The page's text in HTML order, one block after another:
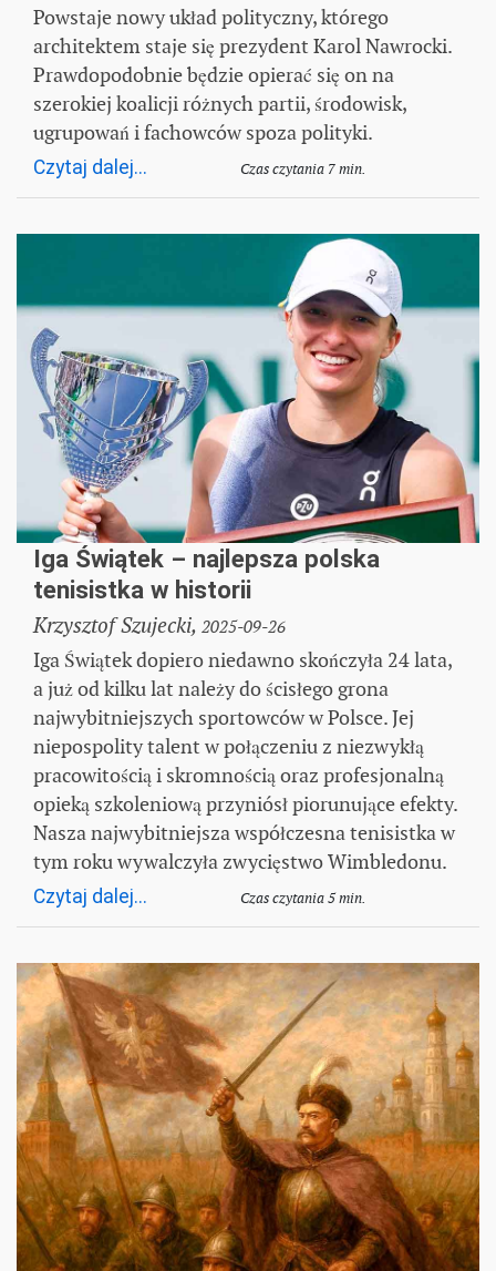
Powstaje nowy układ polityczny, którego
architektem staje się prezydent Karol Nawrocki.
Prawdopodobnie będzie opierać się on na
szerokiej koalicji różnych partii, środowisk,
ugrupowań i fachowców spoza polityki.
Czytaj dalej... Czas czytania 7 min.
Iga Świątek – najlepsza polska
tenisistka w historii
Krzysztof Szujecki, 2025-09-26
Iga Świątek dopiero niedawno skończyła 24 lata,
a już od kilku lat należy do ścisłego grona
najwybitniejszych sportowców w Polsce. Jej
niepospolity talent w połączeniu z niezwykłą
pracowitością i skromnością oraz profesjonalną
opieką szkoleniową przyniósł piorunujące efekty.
Nasza najwybitniejsza współczesna tenisistka w
tym roku wywalczyła zwycięstwo Wimbledonu.
Czytaj dalej... Czas czytania 5 min.